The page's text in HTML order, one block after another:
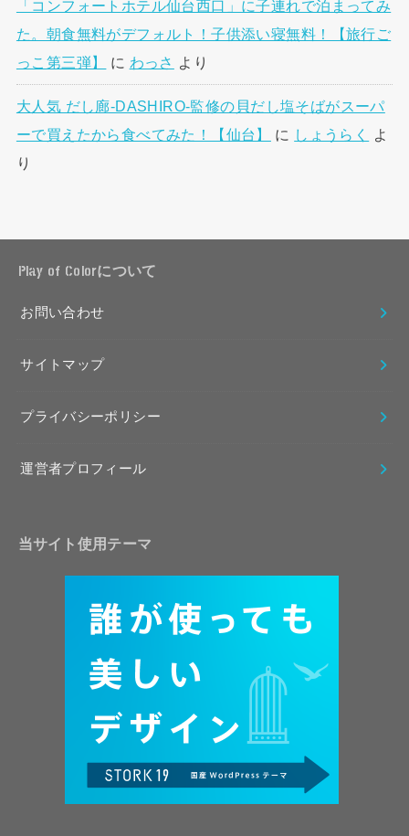
「コンフォートホテル仙台西口」に子連れで泊まってみ
た。朝食無料がデフォルト！子供添い寝無料！【旅行ご
っこ第三弾】
に わっさ より
大人気 だし廊-DASHIRO-監修の貝だし塩そばがスーパ
ーで買えたから食べてみた！【仙台】
に しょうらく
よ
り
Play of Colorについて
お問い合わせ
サイトマップ
プライバシーポリシー
運営者プロフィール
当サイト使用テーマ